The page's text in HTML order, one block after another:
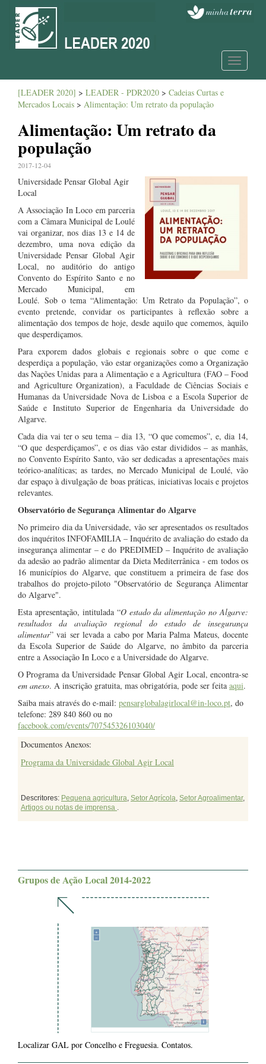
Toggle
[LEADER 2020] > LEADER - PDR2020 > Cadeias Curtas e
Mercados Locais > Alimentação: Um retrato da população
Alimentação: Um retrato da
população
2017-12-04
Universidade Pensar Global Agir
Local
A Associação In Loco em parceria
com a Câmara Municipal de Loulé
vai organizar, nos dias 13 e 14 de
dezembro, uma nova edição da
Universidade Pensar Global Agir
Local, no auditório do antigo
Convento do Espírito Santo e no
Mercado Municipal, em
Loulé. Sob o tema “Alimentação: Um Retrato da População”, o
evento pretende, convidar os participantes à reflexão sobre a
alimentação dos tempos de hoje, desde aquilo que comemos, àquilo
que desperdiçamos.
Para exporem dados globais e regionais sobre o que come e
desperdiça a população, vão estar organizações como a Organização
das Nações Unidas para a Alimentação e a Agricultura (FAO – Food
and Agriculture Organization), a Faculdade de Ciências Sociais e
Humanas da Universidade Nova de Lisboa e a Escola Superior de
Saúde e Instituto Superior de Engenharia da Universidade do
Algarve.
Cada dia vai ter o seu tema – dia 13, “O que comemos”, e, dia 14,
“O que desperdiçamos”, e os dias vão estar divididos – as manhãs,
no Convento Espírito Santo, vão ser dedicadas a apresentações mais
teórico-analíticas; as tardes, no Mercado Municipal de Loulé, vão
dar espaço à divulgação de boas práticas, iniciativas locais e projetos
relevantes.
Observatório de Segurança Alimentar do Algarve
No primeiro dia da Universidade, vão ser apresentados os resultados
dos inquéritos INFOFAMILIA – Inquérito de avaliação do estado da
insegurança alimentar – e do PREDIMED – Inquérito de avaliação
da adesão ao padrão alimentar da Dieta Mediterrânica - em todos os
16 municípios do Algarve, que constituem a primeira de fase dos
trabalhos do projeto-piloto "Observatório de Segurança Alimentar
do Algarve".
Esta apresentação, intitulada “O estado da alimentação no Algarve:
resultados da avaliação regional do estudo de insegurança
alimentar” vai ser levada a cabo por Maria Palma Mateus, docente
da Escola Superior de Saúde do Algarve, no âmbito da parceria
entre a Associação In Loco e a Universidade do Algarve.
O Programa da Universidade Pensar Global Agir Local, encontra-se
em anexo. A inscrição gratuita, mas obrigatória, pode ser feita aqui.
Saiba mais através do e-mail: pensarglobalagirlocal@in-loco.pt, do
telefone: 289 840 860 ou no
facebook.com/events/707545326103040/
Documentos Anexos:
Programa da Universidade Global Agir Local
Descritores: Pequena agricultura, Setor Agrícola, Setor Agroalimentar,
Artigos ou notas de imprensa .
Grupos de Ação Local 2014-2022
Localizar GAL por Concelho e Freguesia. Contatos.